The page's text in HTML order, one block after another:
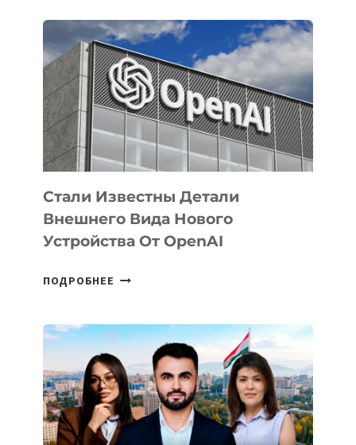
ПРИОРИТЕТНЫЕ
ЗАДАЧИ
ПО
РАЗВИТИЮ
ЭКОСИСТЕМЫ
ИСКУССТВЕННОГО
ИНТЕЛЛЕКТА
Стали Известны Детали
Внешнего Вида Нового
Устройства От OpenAI
ПОДРОБНЕЕ СТАЛИ
ВНЕШНЕГО
ВИДА
НОВОГО
УСТРОЙСТВА
ОТ
OPENAI